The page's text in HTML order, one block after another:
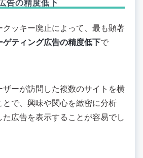
告の精度低下
ッキー廃止によって、最も顕著
ゲティング広告の精度低下で
ザーが訪問した複数のサイトを横
で、興味や関心を緻密に分析
た広告を表示することが容易でし